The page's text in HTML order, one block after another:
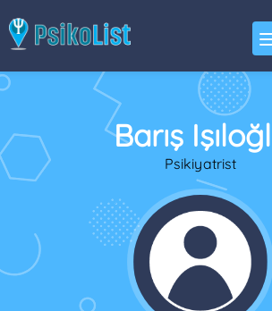
Barış
Psikiyatrist